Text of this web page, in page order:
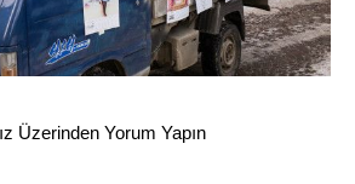
Üzerinden Yorum Yapın